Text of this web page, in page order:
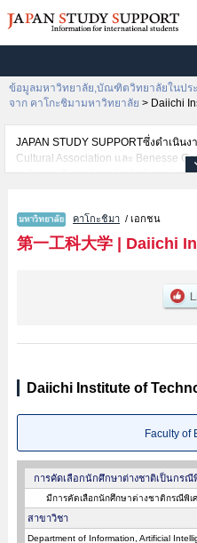
ข้อมูลมหาวิทยาลัย,บัณฑิตวิทยาลัยในปร
จาก คาโกะชิมามหาวิทยาลัย > Daiichi
JAPAN STUDY SUPPORTซึ่งดำเนิน
Cultural Association และ Benesse
ระดับมหาวิทยาลัย・บัณฑิตวิทยาลัย・
นักศึกษาต่างชาติเช่นข้อมูลของแต่ละค
จำนวนคนที่รับสมัครหรือจำนวนคนที่ผ่า
ที่,การเดินทางเป็นต้นไว้ด้วยดังนั้นขอเ
คาโกะชิมา / เอกชน
第一工科大学| Daiichi
Daiichi Institute of
Faculty of
การคัดเลือกนักศึกษาต่างชาติเป็นกรณี
มีการคัดเลือกนักศึกษาต่างชาติกรณีพิเ
สาขาวิชา
Department of Information, Artificial